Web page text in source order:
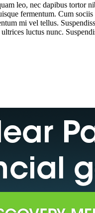
leo, nec dapibus tortor
fermentum. Cum
mi vel tellus.
luctus nunc.